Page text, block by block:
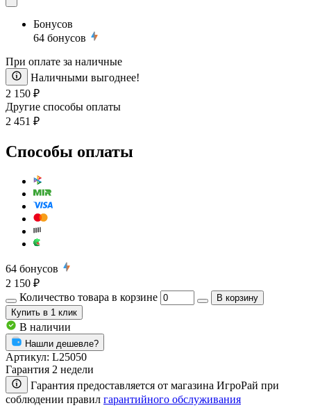
Бонусов
64 бонусов
При оплате за наличные
Наличными выгоднее!
2 150 ₽
Другие способы оплаты
2 451 ₽
Способы оплаты
64 бонусов
2 150 ₽
Количество товара в корзине
В корзину
Купить в 1 клик
В наличии
Нашли дешевле?
Артикул: L25050
Гарантия 2 недели
Гарантия предоставляется от магазина ИгроРай при
соблюдении правил гарантийного обслуживания